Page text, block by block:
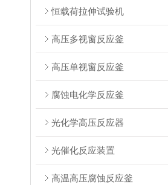
恒载荷拉伸试验机
高压多视窗反应釜
高压单视窗反应釜
腐蚀电化学反应釜
光化学高压反应器
光催化反应装置
高温高压腐蚀反应釜